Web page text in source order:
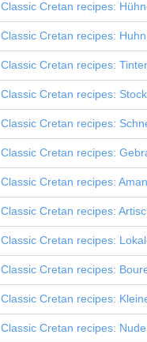
Classic Cretan recipes:
Classic Cretan recipes:
Classic Cretan recipes:
Classic Cretan recipes:
Classic Cretan recipes:
Classic Cretan recipes:
Classic Cretan recipes:
Classic Cretan recipes:
Classic Cretan recipes:
Classic Cretan recipes:
Classic Cretan recipes:
Classic Cretan recipes: